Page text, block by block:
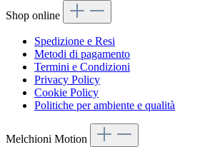
Shop online
Spedizione e Resi
Metodi di pagamento
Termini e Condizioni
Privacy Policy
Cookie Policy
Politiche per ambiente e qualità
Melchioni Motion